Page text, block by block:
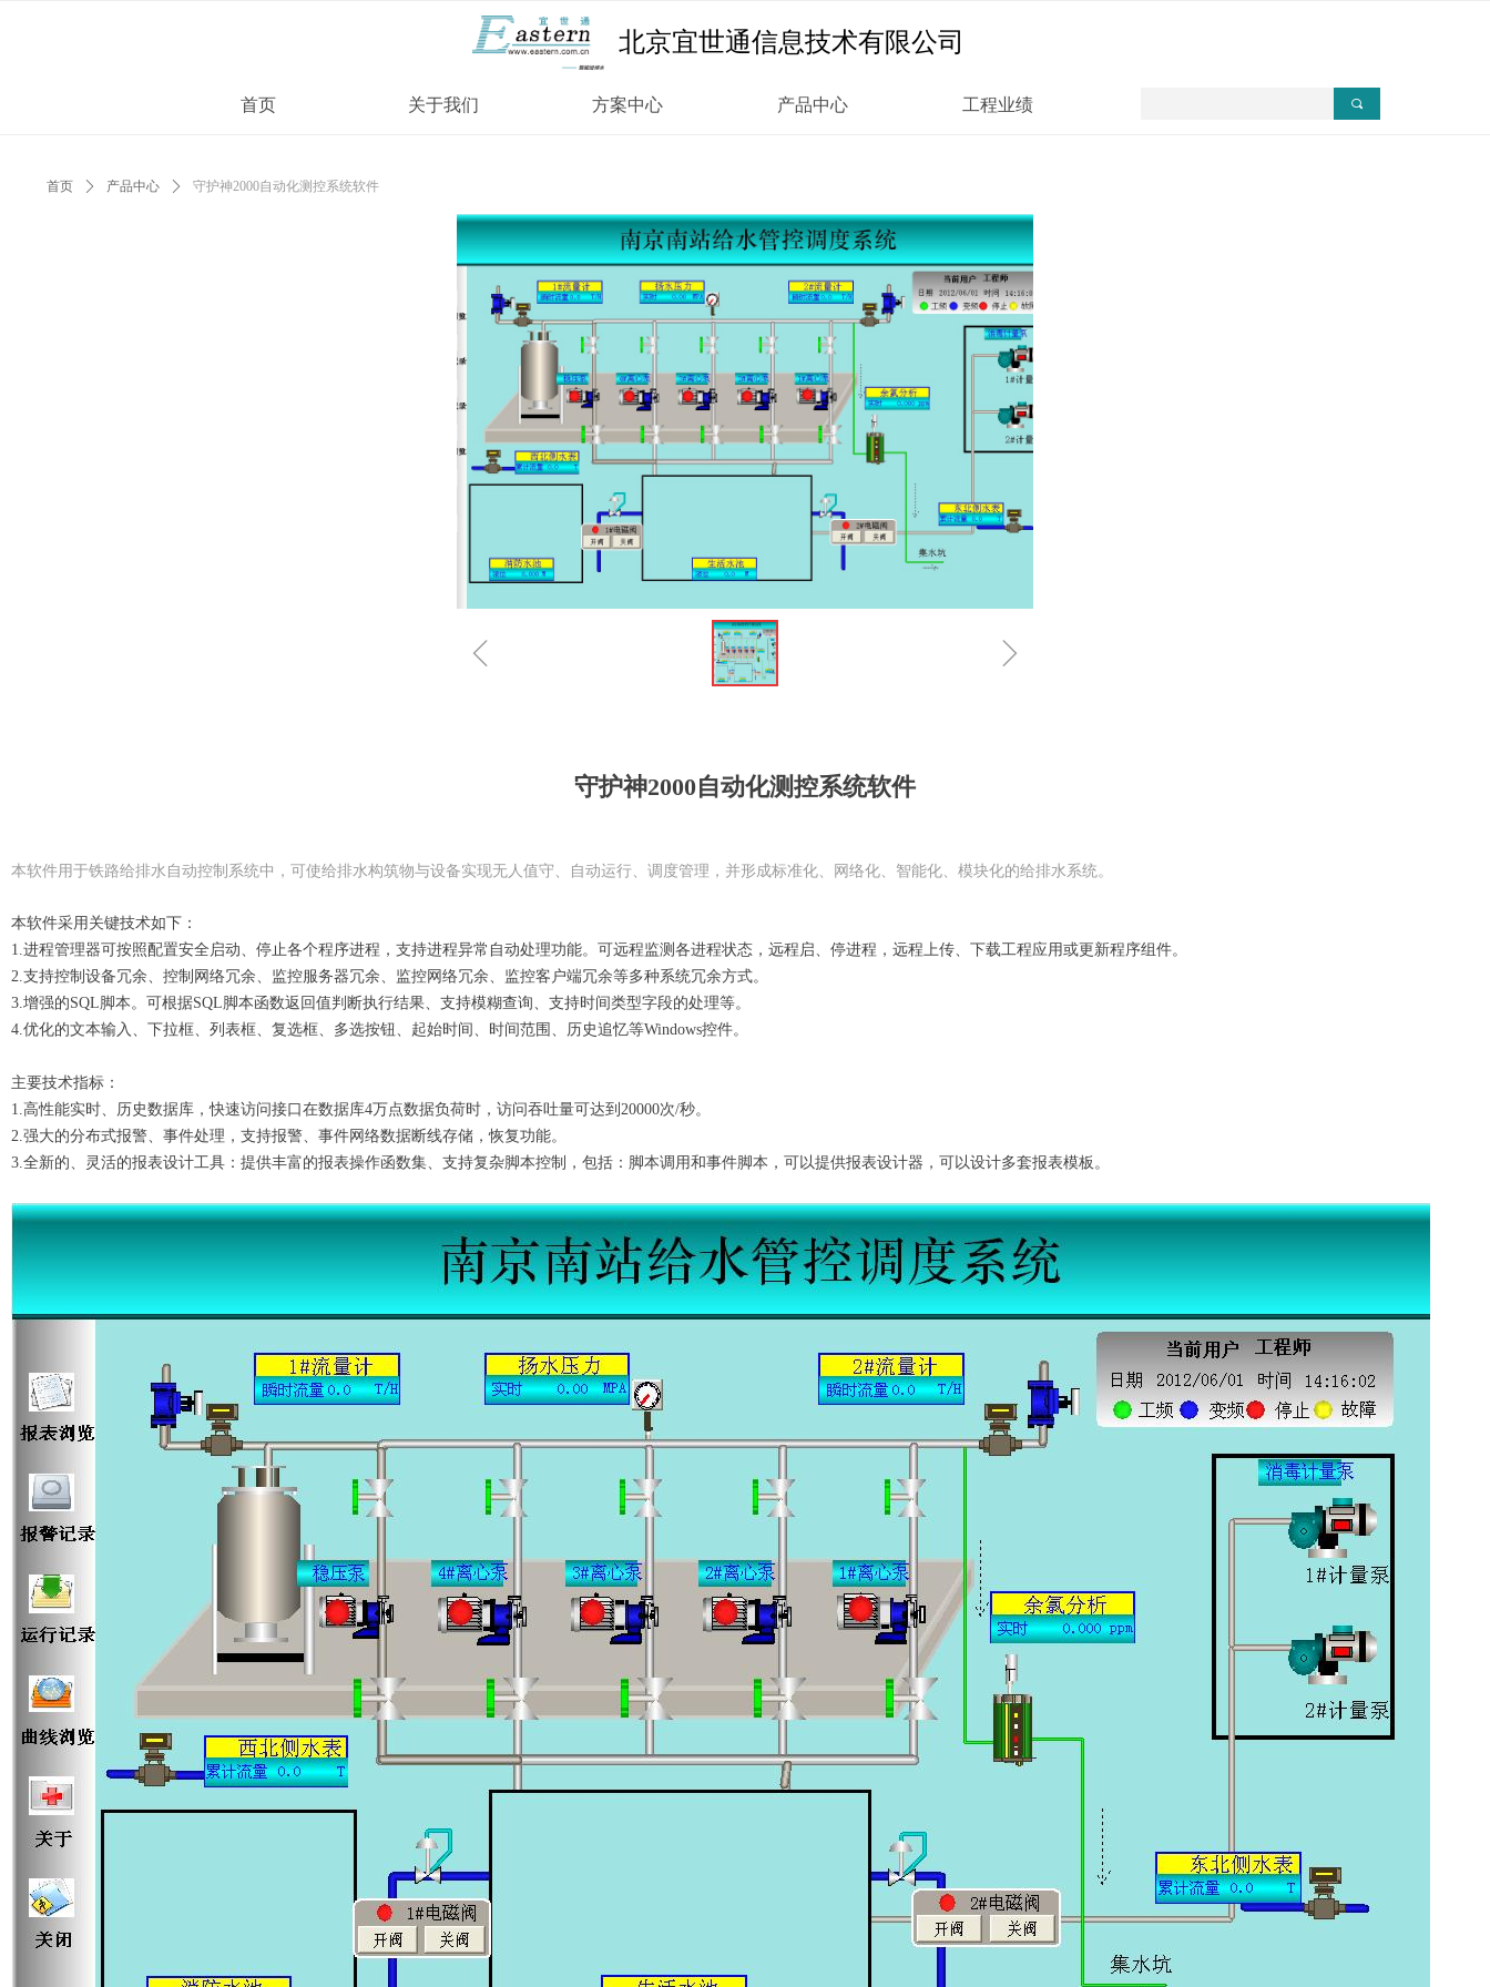
北京宜世通信息技术有限公司
首页 关于我们 方案中心 产品中心 工程业绩 끠
首页 ꄲ 产品中心 ꄲ 守护神2000自动化测控系统软件
守护神2000自动化测控系统软件
本软件用于铁路给排水自动控制系统中，可使给排水构筑物与设备实现无人值守、自动运行、调度管理，并形成标准化、网络化、智能化、模块化的给排水系统。
本软件采用关键技术如下：
1.进程管理器可按照配置安全启动、停止各个程序进程，支持进程异常自动处理功能。可远程监测各进程状态，远程启、停进程，远程上传、下载工程应用或更新程序组件。
2.支持控制设备冗余、控制网络冗余、监控服务器冗余、监控网络冗余、监控客户端冗余等多种系统冗余方式。
3.增强的SQL脚本。可根据SQL脚本函数返回值判断执行结果、支持模糊查询、支持时间类型字段的处理等。
4.优化的文本输入、下拉框、列表框、复选框、多选按钮、起始时间、时间范围、历史追忆等Windows控件。
主要技术指标：
1.高性能实时、历史数据库，快速访问接口在数据库4万点数据负荷时，访问吞吐量可达到20000次/秒。
2.强大的分布式报警、事件处理，支持报警、事件网络数据断线存储，恢复功能。
3.全新的、灵活的报表设计工具：提供丰富的报表操作函数集、支持复杂脚本控制，包括：脚本调用和事件脚本，可以提供报表设计器，可以设计多套报表模板。
ꁆ ꁇ